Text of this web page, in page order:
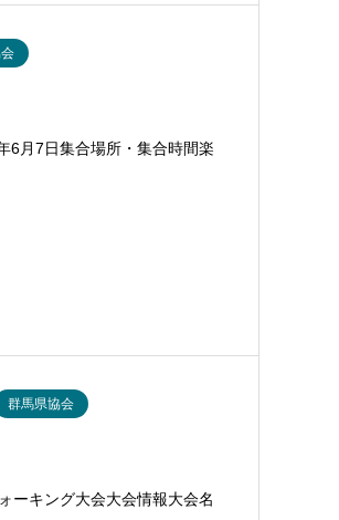
6月7日集合場所・集合時間楽
群馬県協会
ーキング大会大会情報大会名